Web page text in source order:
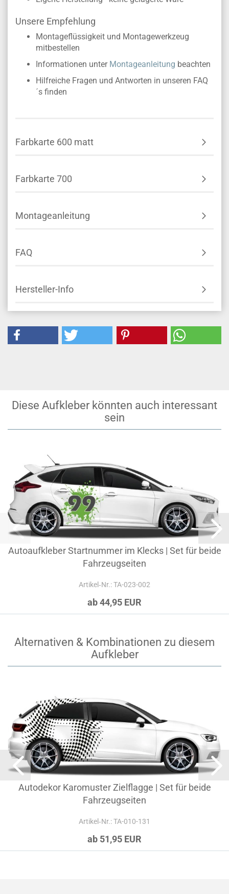
Unsere Empfehlung
Montageflüssigkeit und Montagewerkzeug
mitbestellen
Informationen unter Montageanleitung beachten
Hilfreiche Fragen und Antworten in unseren FAQ
´s finden
Farbkarte 600 matt
Farbkarte 700
Montageanleitung
FAQ
Hersteller-Info
Diese Aufkleber könnten auch interessant
sein
Autoaufkleber Startnummer im Klecks | Set für beide
Fahrzeugseiten
Artikel‑Nr.: TA-023-002
ab 44,95 EUR
Alternativen & Kombinationen zu diesem
Aufkleber
Autodekor Karomuster Zielflagge | Set für beide
Fahrzeugseiten
Artikel‑Nr.: TA-010-131
ab 51,95 EUR